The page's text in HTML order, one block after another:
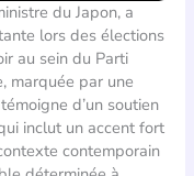
du Japon, a
lors des élections
au sein du Parti
marquée par une
d’un soutien
inclut un accent fort
contemporain